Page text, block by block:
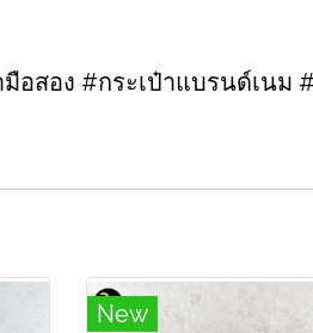
อสอง #กระเป๋าแบรนด์เน
New